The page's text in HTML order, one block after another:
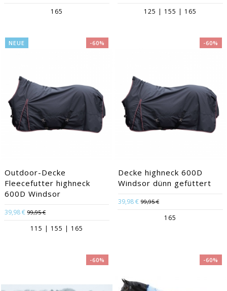
165 125 | 155 | 165
NEUE -60%
Outdoor-Decke
Fleecefutter highneck
600D Windsor
39,98 € 99,95 €
115 | 155 | 165
-60%
Decke highneck 600D
Windsor dünn gefüttert
39,98 € 99,95 €
165
-60% -60%